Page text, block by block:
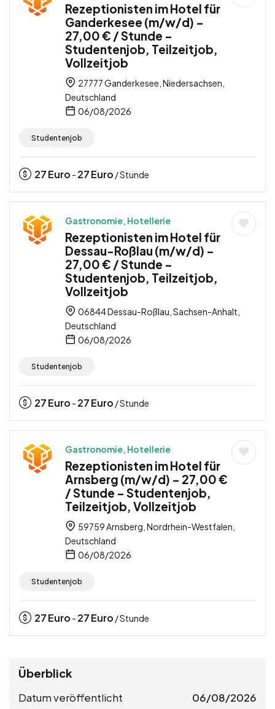
Rezeptionisten im Hotel für
Ganderkesee (m/w/d) –
27,00 € / Stunde –
Studentenjob, Teilzeitjob,
Vollzeitjob
27777 Ganderkesee, Niedersachsen,
Deutschland
06/08/2026
Studentenjob
27Euro - 27Euro / Stunde
Gastronomie, Hotellerie
Rezeptionisten im Hotel für
Dessau-Roßlau (m/w/d) –
27,00 € / Stunde –
Studentenjob, Teilzeitjob,
Vollzeitjob
06844 Dessau-Roßlau, Sachsen-Anhalt,
Deutschland
06/08/2026
Studentenjob
27Euro - 27Euro / Stunde
Gastronomie, Hotellerie
Rezeptionisten im Hotel für
Arnsberg (m/w/d) – 27,00 €
/ Stunde – Studentenjob,
Teilzeitjob, Vollzeitjob
59759 Arnsberg, Nordrhein-Westfalen,
Deutschland
06/08/2026
Studentenjob
27Euro - 27Euro / Stunde
Überblick
Datum veröffentlicht 06/08/2026